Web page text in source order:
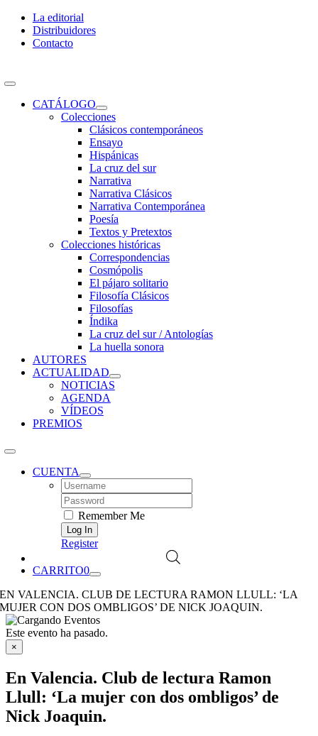
Skip
content
La editorial
Distribuidores
Contacto
Toggle
NavigationCATÁLOGO
Colecciones
Clásicos contemporáneos
Ensayo
Hispánicas
La cruz del sur
Narrativa
Narrativa Clásicos
Narrativa Contemporánea
Poesía
Textos y Pretextos
Colecciones históricas
Correspondencias
Cosmópolis
El pájaro solitario
Filosofía Clásicos
Filosofías
Índika
La cruz del sur / Antologías
La huella sonora
AUTORES
ACTUALIDAD
NOTICIAS
AGENDA
VÍDEOS
PREMIOS
CUENTA
Username:
Password:
Remember Me
Register
CARRITO0
EN VALENCIA. CLUB DE LECTURA RAMON LLULL: ‘LA
MUJER CON DOS OMBLIGOS’ DE NICK JOAQUIN.
Este evento ha pasado.
×
En Valencia. Club de lectura Ramon
Llull: ‘La mujer con dos ombligos’ de
Nick Joaquin.